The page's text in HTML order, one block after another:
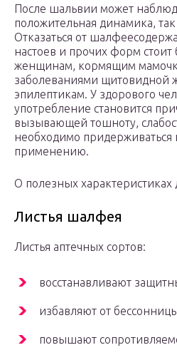
После шальвии может
положительная динамика,
Отказаться от
настоев и прочих форм
женщинам, кормящим
заболеваниями щитовидной
эпилептикам. У здорового
употребление становится
вызывающей тошноту,
необходимо придерживаться
применению.
О полезных характеристиках
Листья шалфея
Листья аптечных сортов:
восстанавливают
избавляют от
повышают